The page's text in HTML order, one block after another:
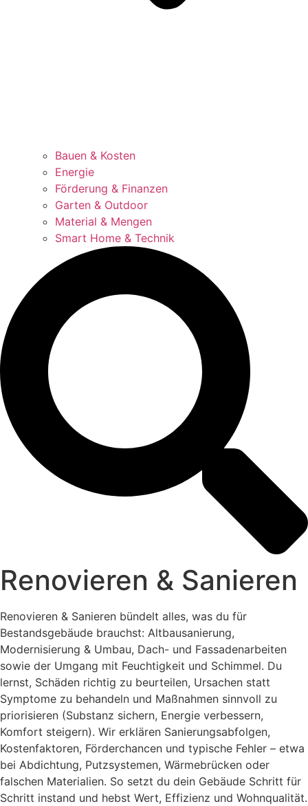
Bauen & Kosten
Energie
Förderung & Finanzen
Garten & Outdoor
Material & Mengen
Smart Home & Technik
Renovieren & Sanieren
Renovieren & Sanieren bündelt alles, was du für
Bestandsgebäude brauchst: Altbausanierung,
Modernisierung & Umbau, Dach- und Fassadenarbeiten
sowie der Umgang mit Feuchtigkeit und Schimmel. Du
lernst, Schäden richtig zu beurteilen, Ursachen statt
Symptome zu behandeln und Maßnahmen sinnvoll zu
priorisieren (Substanz sichern, Energie verbessern,
Komfort steigern). Wir erklären Sanierungsabfolgen,
Kostenfaktoren, Förderchancen und typische Fehler – etwa
bei Abdichtung, Putzsystemen, Wärmebrücken oder
falschen Materialien. So setzt du dein Gebäude Schritt für
Schritt instand und hebst Wert, Effizienz und Wohnqualität.